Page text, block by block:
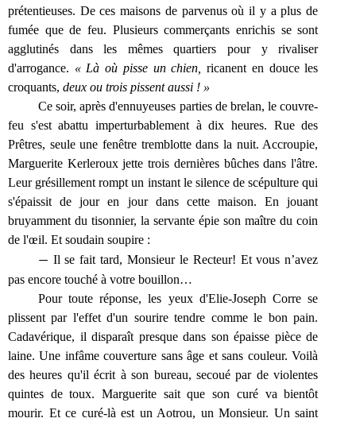
prétentieuses. De ces maisons de parvenus où il y a plus de
fumée que de feu. Plusieurs commerçants enrichis se sont
agglutinés dans les mêmes quartiers pour y rivaliser
d'arrogance. « Là où pisse un chien,
ricanent en douce les
croquants, deux ou trois pissent aussi ! »
Ce soir, après d'ennuyeuses parties de brelan, le couvre-
feu s'est abattu imperturbablement à dix heures. Rue des
Prêtres, seule une fenêtre tremblotte dans la nuit. Accroupie,
Marguerite Kerleroux jette trois dernières bûches dans l'âtre.
Leur grésillement rompt un instant le silence de scépulture qui
s'épaissit de jour en jour dans cette maison. En jouant
bruyamment du tisonnier, la servante épie son maître du coin
de l'œil. Et soudain soupire :
— Il se fait tard, Monsieur le Recteur! Et vous n’avez
pas encore touché à votre bouillon…
Pour toute réponse, les yeux d'Elie-Joseph Corre se
plissent par l'effet d'un sourire tendre comme le bon pain.
Cadavérique, il disparaît presque dans son épaisse pièce de
laine. Une infâme couverture sans âge et sans couleur. Voilà
des heures qu'il écrit à son bureau, secoué par de violentes
quintes de toux. Marguerite sait que son curé va bientôt
mourir. Et ce curé-là est un Aotrou, un Monsieur. Un saint